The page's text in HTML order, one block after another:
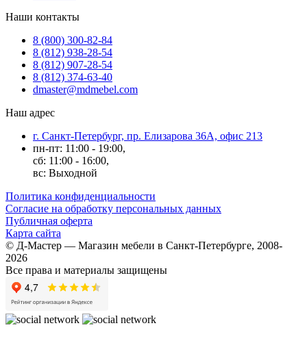
Наши контакты
8 (800) 300-82-84
8 (812) 938-28-54
8 (812) 907-28-54
8 (812) 374-63-40
dmaster@mdmebel.com
Наш адрес
г. Санкт-Петербург, пр. Елизарова 36А, офис 213
пн-пт: 11:00 - 19:00,
сб: 11:00 - 16:00,
вс: Выходной
Политика конфиденциальности
Согласие на обработку персональных данных
Публичная оферта
Карта сайта
© Д-Мастер — Магазин мебели в Санкт-Петербурге, 2008-
2026
Все права и материалы защищены